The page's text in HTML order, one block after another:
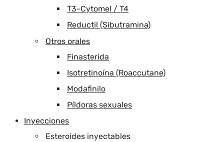
T3-Cytomel / T4
Reductil (Sibutramina)
Otros orales
Finasterida
Isotretinoína (Roaccutane)
Modafinilo
Píldoras sexuales
Inyecciones
Esteroides inyectables